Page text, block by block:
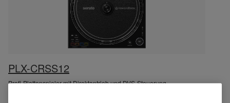
PLX-CRSS12
Profi-Plattenspieler mit Direktantrieb und DVS-Steuerung